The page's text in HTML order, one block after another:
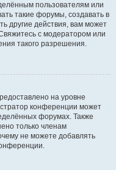
пользователям или
такие форумы, создавать в
другие действия, вам может
с модератором или
такого разрешения.
на уровне
конференции может
форумах. Также
только членам
не можете добавлять